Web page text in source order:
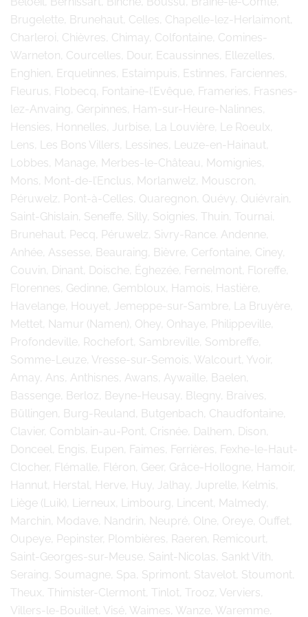
Brugelette, Brunehaut, Celles, Chapelle-lez-Herlaimont,
Charleroi, Chièvres, Chimay, Colfontaine, Comines-
Warneton, Courcelles, Dour, Ecaussinnes, Ellezelles,
Enghien, Erquelinnes, Estaimpuis, Estinnes, Farciennes,
Fleurus, Flobecq, Fontaine-l’Evêque, Frameries, Frasnes-
lez-Anvaing, Gerpinnes, Ham-sur-Heure-Nalinnes,
Hensies, Honnelles, Jurbise, La Louvière, Le Roeulx,
Lens, Les Bons Villers, Lessines, Leuze-en-Hainaut,
Lobbes, Manage, Merbes-le-Château, Momignies,
Mons, Mont-de-l’Enclus, Morlanwelz, Mouscron,
Péruwelz, Pont-à-Celles, Quaregnon, Quévy, Quiévrain,
Saint-Ghislain, Seneffe, Silly, Soignies, Thuin, Tournai,
Brunehaut, Pecq, Péruwelz, Sivry-Rance. Andenne,
Anhée, Assesse, Beauraing, Bièvre, Cerfontaine, Ciney,
Couvin, Dinant, Doische, Éghezée, Fernelmont, Floreffe,
Florennes, Gedinne, Gembloux, Hamois, Hastière,
Havelange, Houyet, Jemeppe-sur-Sambre, La Bruyère,
Mettet, Namur (Namen), Ohey, Onhaye, Philippeville,
Profondeville, Rochefort, Sambreville, Sombreffe,
Somme-Leuze, Vresse-sur-Semois, Walcourt, Yvoir,
Amay, Ans, Anthisnes, Awans, Aywaille, Baelen,
Bassenge, Berloz, Beyne-Heusay, Blegny, Braives,
Büllingen, Burg-Reuland, Butgenbach, Chaudfontaine,
Clavier, Comblain-au-Pont, Crisnée, Dalhem, Dison,
Donceel, Engis, Eupen, Faimes, Ferrières, Fexhe-le-Haut-
Clocher, Flémalle, Fléron, Geer, Grâce-Hollogne, Hamoir,
Hannut, Herstal, Herve, Huy, Jalhay, Juprelle, Kelmis,
Liège (Luik), Lierneux, Limbourg, Lincent, Malmedy,
Marchin, Modave, Nandrin, Neupré, Olne, Oreye, Ouffet,
Oupeye, Pepinster, Plombières, Raeren, Remicourt,
Saint-Georges-sur-Meuse, Saint-Nicolas, Sankt Vith,
Seraing, Soumagne, Spa, Sprimont, Stavelot, Stoumont,
Theux, Thimister-Clermont, Tinlot, Trooz, Verviers,
Villers-le-Bouillet, Visé, Waimes, Wanze, Waremme,